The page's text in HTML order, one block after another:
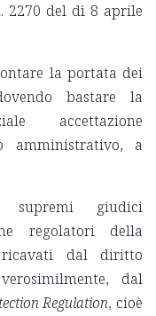
2270 del dì 8 aprile
la portata dei
bastare la
accettazione
amministrativo, a
giudici
regolatori della
dal diritto
dal
Regulation, cioè